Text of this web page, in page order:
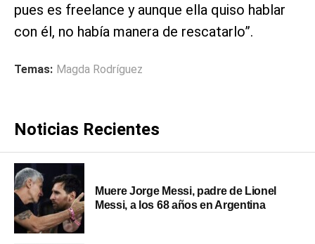
pues es freelance y aunque ella quiso hablar
con él, no había manera de rescatarlo”.
Temas: Magda Rodríguez
Noticias Recientes
Muere Jorge Messi, padre de Lionel
Messi, a los 68 años en Argentina